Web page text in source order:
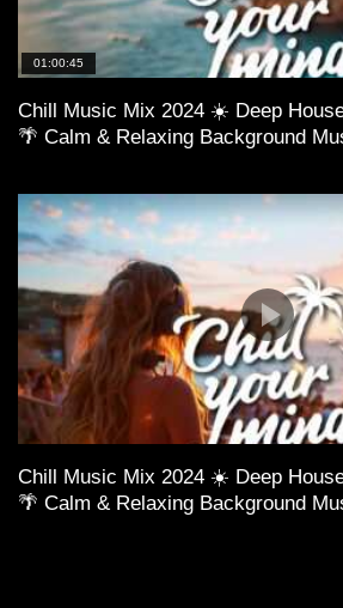
01:00:45
Chill Music Mix 2024 ☀️ Deep
🌴 Calm & Relaxing Background
Chill Music Mix 2024 ☀️ Deep
🌴 Calm & Relaxing Background